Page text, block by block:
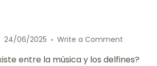
24/06/2025 Write a Comment
Música
entre la música y los delfines?